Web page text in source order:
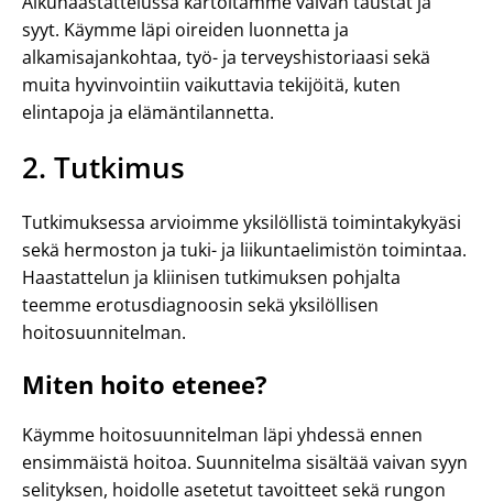
syyt. Käymme läpi oireiden luonnetta ja
alkamisajankohtaa, työ- ja terveyshistoriaasi sekä
muita hyvinvointiin vaikuttavia tekijöitä, kuten
elintapoja ja elämäntilannetta.
2. Tutkimus
Tutkimuksessa arvioimme yksilöllistä toimintakykyäsi
sekä hermoston ja tuki- ja liikuntaelimistön toimintaa.
Haastattelun ja kliinisen tutkimuksen pohjalta
teemme erotusdiagnoosin sekä yksilöllisen
hoitosuunnitelman.
Miten hoito etenee?
Käymme hoitosuunnitelman läpi yhdessä ennen
ensimmäistä hoitoa. Suunnitelma sisältää vaivan syyn
selityksen, hoidolle asetetut tavoitteet sekä rungon